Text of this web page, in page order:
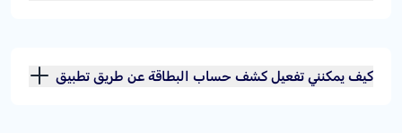
كيف يمكنني تفعيل كشف حساب البطاقة عن طريق تطبيق